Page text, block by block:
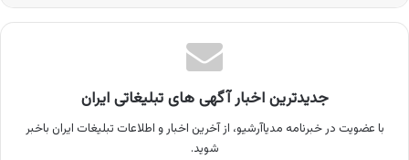
جدیدترین اخبار آگهی های تبلیغاتی ایران
با عضویت در خبرنامه مدیاآرشیو، از آخرین اخبار و اطلاعات تبلیغات ایران باخبر
شوید.